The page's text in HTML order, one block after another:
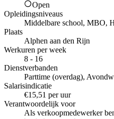
Open
Opleidingsniveaus
Middelbare school, MBO,
Plaats
Alphen aan den Rijn
Werkuren per week
8 - 16
Dienstverbanden
Parttime (overdag),
Salarisindicatie
€15,51 per uur
Verantwoordelijk voor
Als verkoopmedewerker